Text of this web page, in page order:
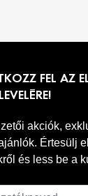
FEL AZ
akciók,
Értesülj
és less be a